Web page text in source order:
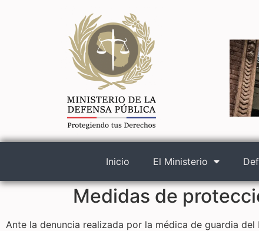
Inicio El Ministerio
Medidas de
Ante la denuncia realizada por la médica de guardia